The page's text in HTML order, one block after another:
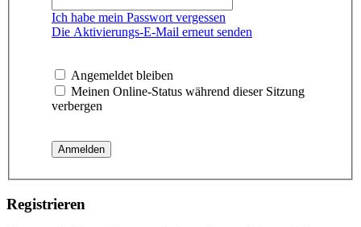
Ich habe mein Passwort vergessen
Die Aktivierungs-E-Mail erneut senden
Angemeldet bleiben
Meinen Online-Status während dieser Sitzung
verbergen
Registrieren